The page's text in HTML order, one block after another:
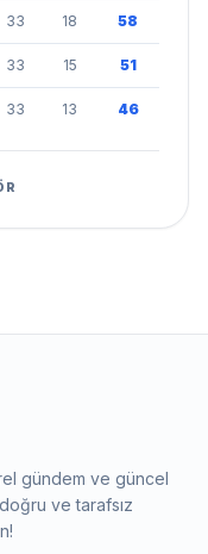
33 18 58
33 15 51
33 13 46
gündem ve güncel
ve tarafsız